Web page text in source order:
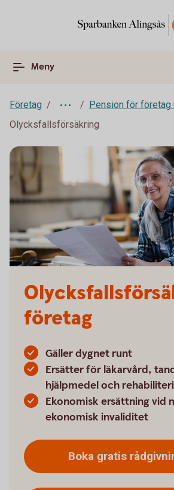
Meny
Företag
Pension för företag
Olycksfallsförsäkring
företag
Gäller dygnet runt
Ersätter för läkarvård,
hjälpmedel och
Ekonomisk ersättning vid
ekonomisk invaliditet
Boka gratis